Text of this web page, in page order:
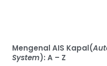
Mengenal AIS Kapal(
System): A – Z